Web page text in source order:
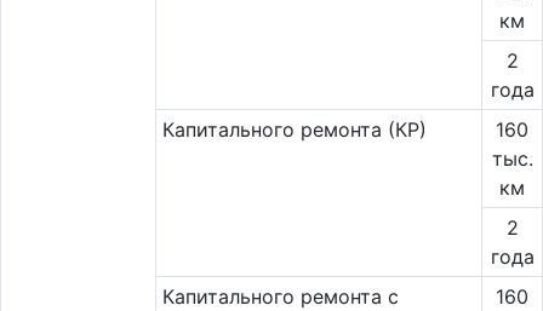
км
2
года
Капитального ремонта (КР)
160
тыс.
км
2
года
Капитального ремонта с
160